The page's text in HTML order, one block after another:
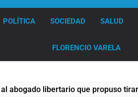
POLÍTICA SOCIEDAD SALUD
FLORENCIO VARELA
que propuso tirar napalm sobre el